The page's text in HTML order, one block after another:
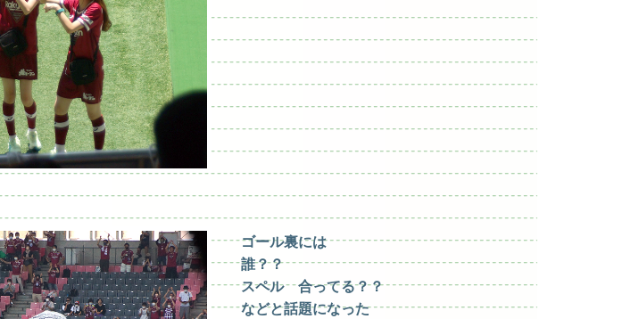
ゴール裏には
誰？？
スペル 合ってる？？
などと話題になった